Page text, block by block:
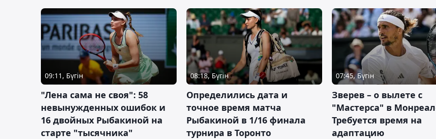
09:11, Бүгін
"Лена сама не своя": 58
невынужденных ошибок и
16 двойных Рыбакиной на
старте "тысячника"
08:18, Бүгін
Определились дата и
точное время матча
Рыбакиной в 1/16 финала
турнира в Торонто
07:45, Бүгін
Зверев – о вылете с
"Мастерса" в
Требуется время на
адаптацию